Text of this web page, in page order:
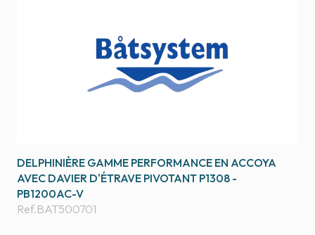
DELPHINIÈRE GAMME PERFORMANCE EN ACCOYA
AVEC DAVIER D'ÉTRAVE PIVOTANT P1308 -
PB1200AC-V
Ref.BAT500701